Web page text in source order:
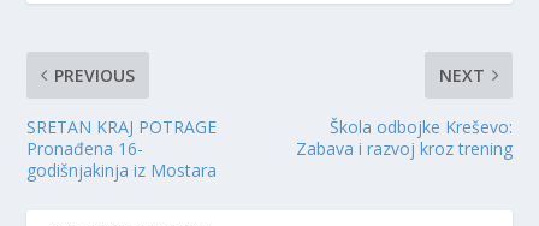
PREVIOUS
SRETAN KRAJ POTRAGE
Pronađena 16-
godišnjakinja iz Mostara
NEXT
Škola odbojke Kreševo:
Zabava i razvoj kroz trening